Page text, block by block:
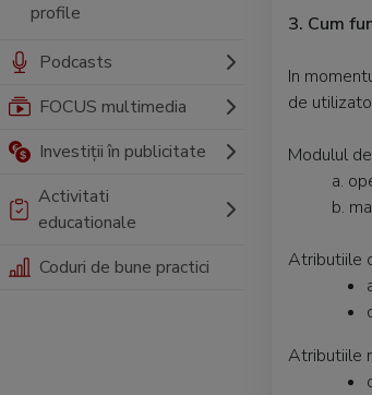
profile
Podcasts
FOCUS multimedia
Investiții în publicitate
Activitati
educationale
Coduri de bune practici
3. Cum
In
de
Modulul
a.
b.
Atributiile
Atributiile